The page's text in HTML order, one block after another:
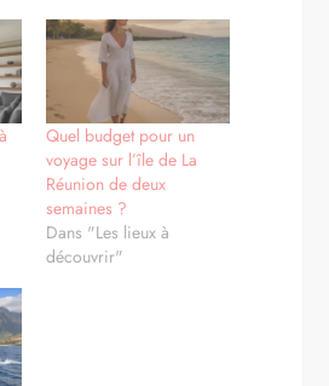
Quel budget pour un
voyage sur l’île de La
Réunion de deux
semaines ?
Dans "Les lieux à
découvrir"